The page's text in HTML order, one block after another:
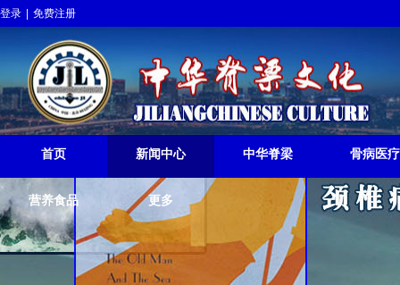
中华脊梁挺起
JILIANGCHINESE
首页 新闻中心 中华脊梁 骨病医疗
营养食品 更多
登录 免费注册